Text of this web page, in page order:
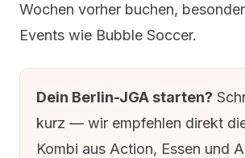
Wochen vorher buchen,
Events wie Bubble Soccer.
Dein Berlin-JGA starten?
kurz — wir empfehlen direkt
Kombi aus Action, Essen und